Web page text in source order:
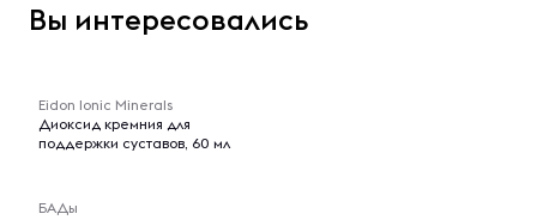
Вы интересовались
Eidon Ionic Minerals
Диоксид кремния для
поддержки суставов, 60 мл
БАДы